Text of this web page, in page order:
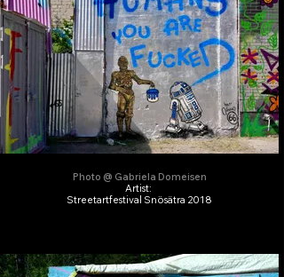
Photo @ Gabriela Domeisen
Artist:
Streetartfestival Snösätra 2018